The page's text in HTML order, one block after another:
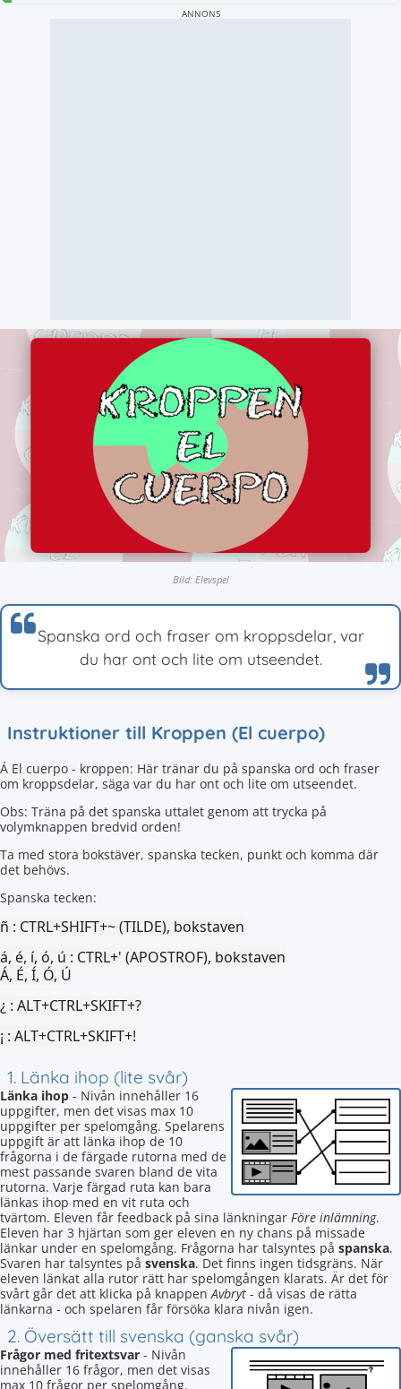
ANNONS
Bild: Elevspel
Spanska ord och fraser om kroppsdelar, var
du har ont och lite om utseendet.
Instruktioner till Kroppen (El cuerpo)
Á El cuerpo - kroppen: Här tränar du på spanska ord och fraser
om kroppsdelar, säga var du har ont och lite om utseendet.
Obs: Träna på det spanska uttalet genom att trycka på
volymknappen bredvid orden!
Ta med stora bokstäver, spanska tecken, punkt och komma där
det behövs.
Spanska tecken:
ñ : CTRL+SHIFT+~ (TILDE), bokstaven
á, é, í, ó, ú : CTRL+' (APOSTROF), bokstaven
Á, É, Í, Ó, Ú
¿ : ALT+CTRL+SKIFT+?
¡ : ALT+CTRL+SKIFT+!
1. Länka ihop (lite svår)
Länka ihop - Nivån innehåller 16
uppgifter, men det visas max 10
uppgifter per spelomgång. Spelarens
uppgift är att länka ihop de 10
frågorna i de färgade rutorna med de
mest passande svaren bland de vita
rutorna. Varje färgad ruta kan bara
länkas ihop med en vit ruta och
tvärtom. Eleven får feedback på sina länkningar Före inlämning.
Eleven har 3 hjärtan som ger eleven en ny chans på missade
länkar under en spelomgång. Frågorna har talsyntes på spanska.
Svaren har talsyntes på svenska. Det finns ingen tidsgräns. När
eleven länkat alla rutor rätt har spelomgången klarats. Är det för
svårt går det att klicka på knappenAvbryt - då visas de rätta
länkarna - och spelaren får försöka klara nivån igen.
2. Översätt till svenska (ganska svår)
Frågor med fritextsvar - Nivån
innehåller 16 frågor, men det visas
max 10 frågor per spelomgång.